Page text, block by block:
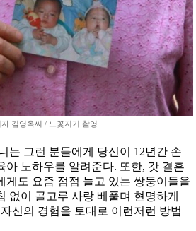
김영옥씨 / 느꽃지기 촬영
는 그런 분들에게 당신이 12년간 손
아 노하우를 알려준다. 또한, 갓 결혼
게도 요즘 점점 늘고 있는 쌍둥이들을
없이 골고루 사랑 베풀며 현명하게
신의 경험을 토대로 이런저런 방법